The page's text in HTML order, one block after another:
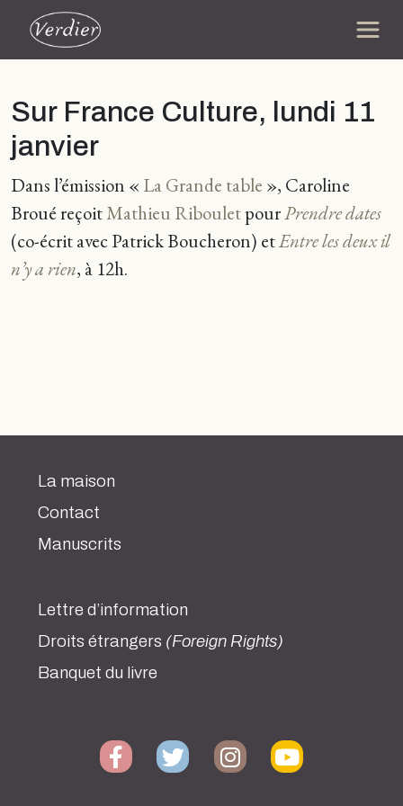
Sur France Culture, lundi 11
janvier
Dans l’émission « La Grande table », Caroline
Broué reçoitMathieu RibouletpourPrendre dates
(co-écrit avec Patrick Boucheron) etEntre les deux il
n’y a rien, à 12h.
La maison
Contact
Manuscrits
Lettre d’information
Droits étrangers (Foreign Rights)
Banquet du livre